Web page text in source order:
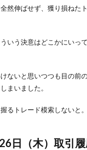
然伸ばせず、獲り損ねた
いう決意はどこかにいっ
ないと思いつつも目の前
まいました。
るトレード模索しないと。
日（木）取引